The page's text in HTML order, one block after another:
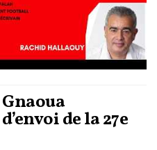
de la 27e